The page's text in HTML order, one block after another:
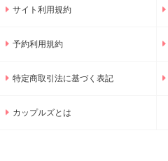
サイト利用規約
予約利用規約
特定商取引法に基づく表記
カップルズとは